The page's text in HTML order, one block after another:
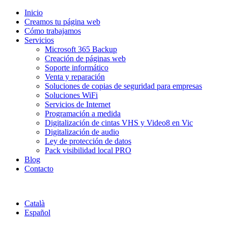
Inicio
Creamos tu página web
Cómo trabajamos
Servicios
Microsoft 365 Backup
Creación de páginas web
Soporte informático
Venta y reparación
Soluciones de copias de seguridad para empresas
Soluciones WiFi
Servicios de Internet
Programación a medida
Digitalización de cintas VHS y Video8 en Vic
Digitalización de audio
Ley de protección de datos
Pack visibilidad local PRO
Blog
Contacto
Català
Español